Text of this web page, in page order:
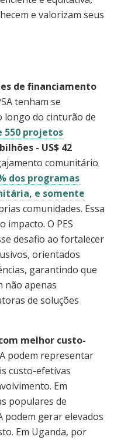
e valorizam seus
de financiamento
tenham se
longo do cinturão de
550 projetos
- US$ 42
comunitário
dos programas
e somente
comunidades. Essa
impacto. O PES
desafio ao fortalecer
orientados
garantindo que
não apenas
de soluções
melhor custo-
podem representar
custo-efetivas
Em
populares de
podem gerar elevados
Em Uganda, por